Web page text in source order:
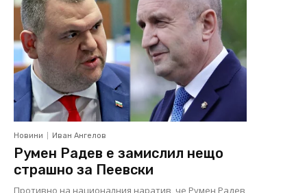
Новини Иван Ангелов
Румен Радев е замислил нещо
страшно за Пеевски